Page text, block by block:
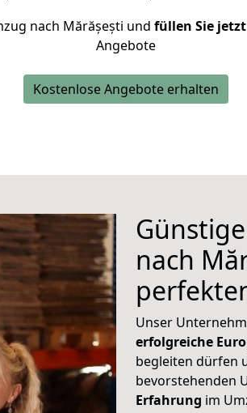
nach Mărășești und füllen Sie
Angebote
Kostenlose Angebote erhalten
nach
Unser
erfolgreiche
begleiten dürfen
bevorstehenden
Erfahrung im